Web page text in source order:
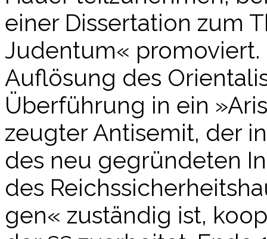
einer Dis­ser­ta­ti­on zum
Juden­tum«
Auf­lö­sung des
Über­füh­rung in ein
zeug­ter Anti­se­mit, der
des neu gegrün­de­ten
des
gen« zustän­dig ist,